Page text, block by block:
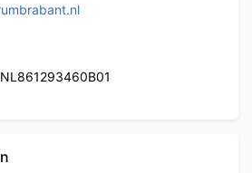
NL861293460B01